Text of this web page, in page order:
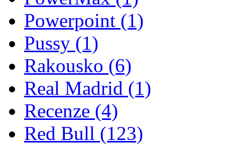
Powerpoint (1)
Pussy (1)
Rakousko (6)
Real Madrid (1)
Recenze (4)
Red Bull (123)